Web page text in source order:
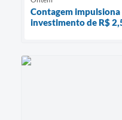
Contagem
investimento de R$